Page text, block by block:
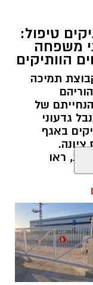
טיפול:
משפחה
הוותיקים
תמיכה
של
גדעוני
באגף
ראו
בכל מובן,
מאיתנו לא
הייתה לנו
ללמוד,